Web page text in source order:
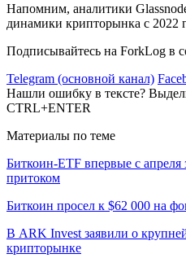
Напомним, аналитики
динамики крипторынка с 2022
Подписывайтесь на ForkLog в
Telegram (основной канал)
Нашли ошибку в тексте?
CTRL+ENTER
Материалы по теме
Биткоин-ETF впервые с
притоком
Биткоин просел к $62 000 на
В ARK Invest заявили о
крипторынке